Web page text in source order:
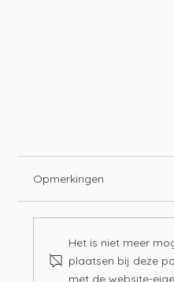
Opmerkingen
Het is niet meer
plaatsen bij deze
met de website-